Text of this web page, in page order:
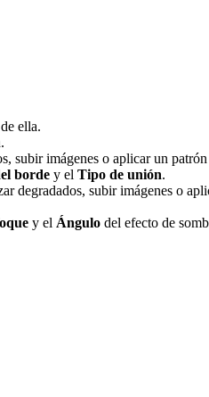
ella.
subir imágenes o aplicar un
borde y el Tipo de unión.
degradados, subir imágenes o
y el Ángulo del efecto de